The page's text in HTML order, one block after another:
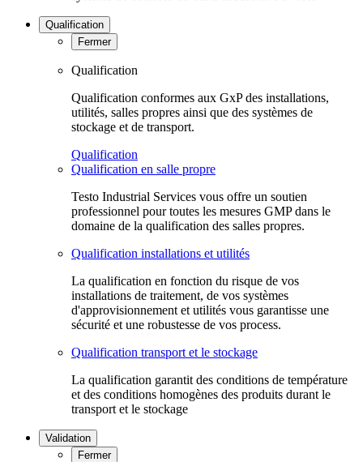
Qualification
Fermer
Qualification
Qualification conformes aux GxP des installations,
utilités, salles propres ainsi que des systèmes de
stockage et de transport.
Qualification
Qualification en salle propre
Testo Industrial Services vous offre un soutien
professionnel pour toutes les mesures GMP dans le
domaine de la qualification des salles propres.
Qualification installations et utilités
La qualification en fonction du risque de vos
installations de traitement, de vos systèmes
d'approvisionnement et utilités vous garantisse une
sécurité et une robustesse de vos process.
Qualification transport et le stockage
La qualification garantit des conditions de température
et des conditions homogènes des produits durant le
transport et le stockage
Validation
Fermer